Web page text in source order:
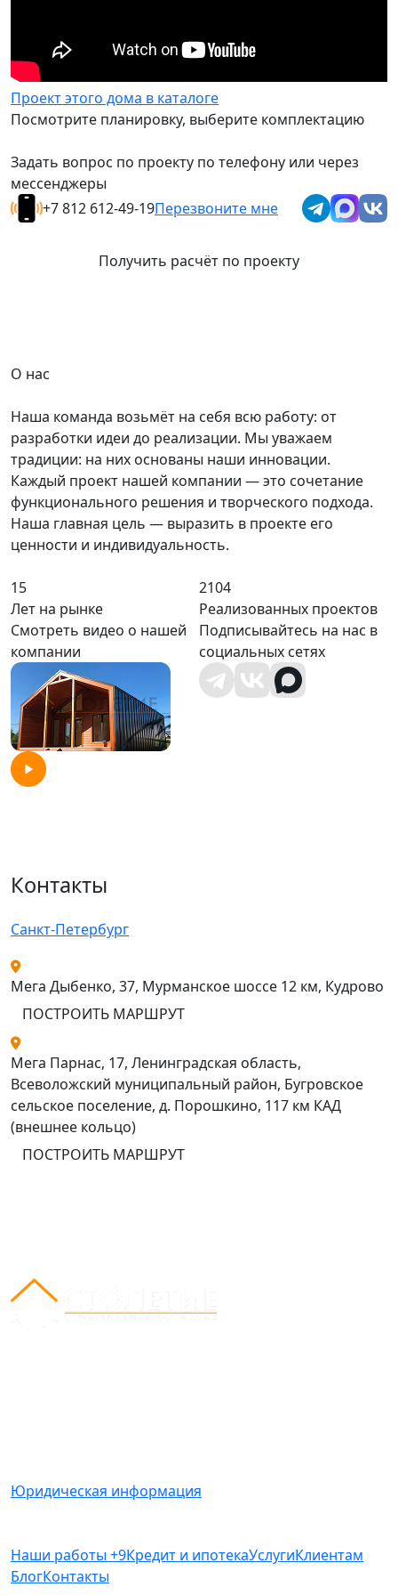
Проект этого дома в каталоге
Посмотрите планировку, выберите комплектацию
Задать вопрос по проекту по телефону или через
мессенджеры
+7 812 612-49-19Перезвоните мне
Получить расчёт по проекту
О нас
Наша команда возьмёт на себя всю работу: от
разработки идеи до реализации. Мы уважаем
традиции: на них основаны наши инновации.
Каждый проект нашей компании — это сочетание
функционального решения и творческого подхода.
Наша главная цель — выразить в проекте его
ценности и индивидуальность.
15
Лет на рынке
2104
Реализованных проектов
Смотреть видео о нашей
компании
Подписывайтесь на нас в
социальных сетях
Контакты
Санкт-Петербург
Мега Дыбенко, 37, Мурманское шоссе 12 км, Кудрово
ПОСТРОИТЬ МАРШРУТ
Мега Парнас, 17, Ленинградская область,
Всеволожский муниципальный район, Бугровское
сельское поселение, д. Порошкино, 117 км КАД
(внешнее кольцо)
ПОСТРОИТЬ МАРШРУТ
Юридическая информация
Наши работы +9Кредит и ипотекаУслугиКлиентам
БлогКонтакты